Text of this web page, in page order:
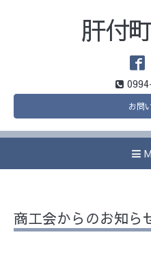
肝付
お問
商工会からのお知ら